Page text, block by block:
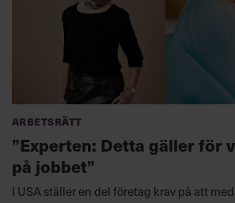
Arbetsrätt
”Experten: Detta gäller för
på jobbet”
I USA ställer en del företag krav på att